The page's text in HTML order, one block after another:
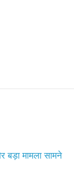
मामला सामने